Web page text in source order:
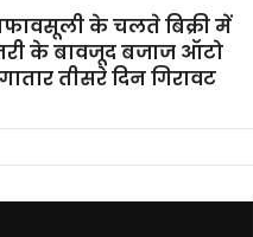
के चलते बिक्री में
के बावजूद बजाज ऑटो
तीसरे दिन गिरावट